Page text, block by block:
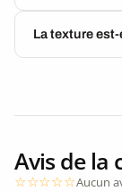
La texture
Avis de la
Aucun